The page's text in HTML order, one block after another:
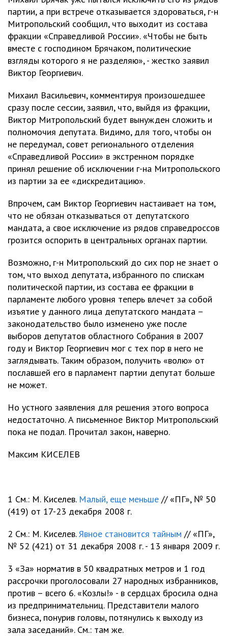
партии, а при встрече отказывается здороваться, г-н
Митропольский сообщил, что выходит из состава
фракции «Справедливой России». «Чтобы не быть
вместе с господином Брячаком, политические
взгляды которого я не разделяю», - жестко заявил
Виктор Георгиевич.
Михаил Васильевич, комментируя произошедшее
сразу после сессии, заявил, что, выйдя из фракции,
Виктор Митропольский будет вынужден сложить и
полномочия депутата. Видимо, для того, чтобы он
не передумал, совет регионального отделения
«Справедливой России» в экстренном порядке
принял решение об исключении г-на Митропольского
из партии за ее «дискредитацию».
Впрочем, сам Виктор Георгиевич настаивает на том,
что не обязан отказываться от депутатского
мандата, а свое исключение из рядов справедроссов
грозится оспорить в центральных органах партии.
Возможно, г-н Митропольский до сих пор не знает о
том, что выход депутата, избранного по спискам
политической партии, из состава ее фракции в
парламенте любого уровня теперь влечет за собой
изъятие у данного лица депутатского мандата –
законодательство было изменено уже после
выборов депутатов областного Собрания в 2007
году и Виктор Георгиевич мог с тех пор в него не
заглядывать. Таким образом, получить «волю» от
пославшей его в парламент партии депутат больше
не может.
Но устного заявления для решения этого вопроса
недостаточно. А письменное Виктор Митропольский
пока не подал. Прочитал закон, наверно.
Максим КИСЕЛЕВ
1 См.: М. Киселев. Малый, еще меньше // «ПГ», № 50
(419) от 17-23 декабря 2008 г.
2 См.: М. Киселев.Явное становится тайным // «ПГ»,
№ 52 (421) от 31 декабря 2008 г. - 13 января 2009 г.
3 «За» норматив в 50 квадратных метров и 1 год
рассрочки проголосовали 27 народных избранников,
против – всего 6. «Козлы!» - в сердцах бросила одна
из предпринимательниц. Представители малого
бизнеса, понурив головы, потянулись к выходу из
зала заседаний». См.: там же.